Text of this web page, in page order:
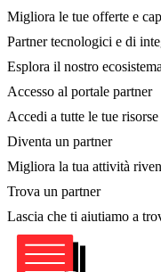
Migliora le tue offerte e
Partner tecnologici e di
Esplora il nostro
Accesso al portale partner
Accedi a tutte le tue
Diventa un partner
Migliora la tua attività
Trova un partner
Lascia che ti aiutiamo a